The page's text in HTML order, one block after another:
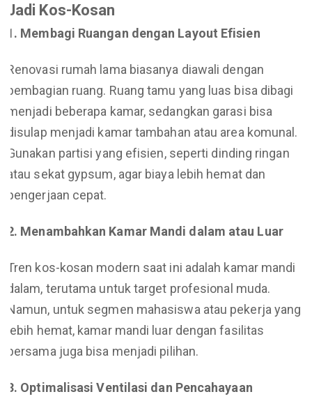
Jadi Kos-Kosan
1. Membagi Ruangan dengan Layout Efisien
Renovasi rumah lama biasanya diawali dengan
pembagian ruang. Ruang tamu yang luas bisa dibagi
menjadi beberapa kamar, sedangkan garasi bisa
disulap menjadi kamar tambahan atau area komunal.
Gunakan partisi yang efisien, seperti dinding ringan
atau sekat gypsum, agar biaya lebih hemat dan
pengerjaan cepat.
2. Menambahkan Kamar Mandi dalam atau Luar
Tren kos-kosan modern saat ini adalah kamar mandi
dalam, terutama untuk target profesional muda.
Namun, untuk segmen mahasiswa atau pekerja yang
lebih hemat, kamar mandi luar dengan fasilitas
bersama juga bisa menjadi pilihan.
3. Optimalisasi Ventilasi dan Pencahayaan